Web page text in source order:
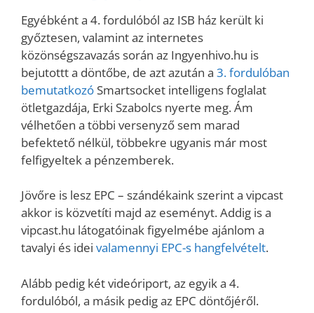
Egyébként a 4. fordulóból az ISB ház került ki
győztesen, valamint az internetes
közönségszavazás során az Ingyenhivo.hu is
bejutottt a döntőbe, de azt azután a 3. fordulóban
bemutatkozó Smartsocket intelligens foglalat
ötletgazdája, Erki Szabolcs nyerte meg. Ám
vélhetően a többi versenyző sem marad
befektető nélkül, többekre ugyanis már most
felfigyeltek a pénzemberek.
Jövőre is lesz EPC – szándékaink szerint a vipcast
akkor is közvetíti majd az eseményt. Addig is a
vipcast.hu látogatóinak figyelmébe ajánlom a
tavalyi és idei valamennyi EPC-s hangfelvételt.
Alább pedig két videóriport, az egyik a 4.
fordulóból, a másik pedig az EPC döntőjéről.